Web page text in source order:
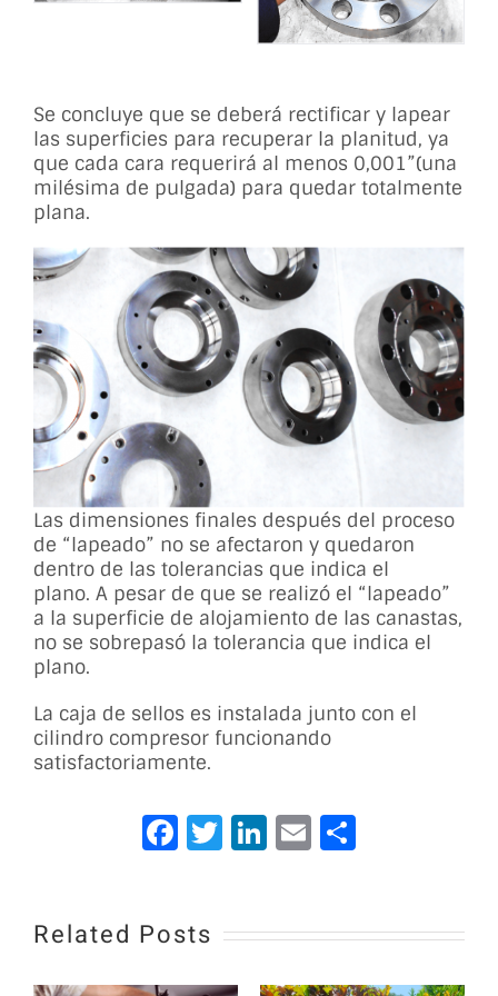
Se concluye que se deberá rectificar y lapear
las superficies para recuperar la planitud, ya
que cada cara requerirá al menos 0,001”(una
milésima de pulgada) para quedar totalmente
plana.
Las dimensiones finales después del proceso
de “lapeado” no se afectaron y quedaron
dentro de las tolerancias que indica el
plano. A pesar de que se realizó el “lapeado”
a la superficie de alojamiento de las canastas,
no se sobrepasó la tolerancia que indica el
plano.
La caja de sellos es instalada junto con el
cilindro compresor funcionando
satisfactoriamente.
Facebook
Twitter
LinkedIn
Email
Related Posts